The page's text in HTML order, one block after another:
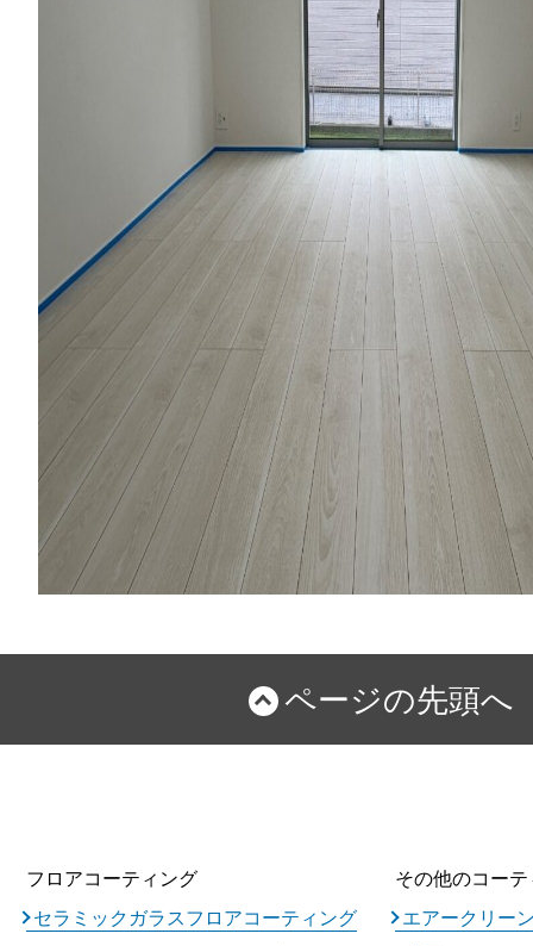
ページの先頭へ
フロアコーティング
セラミックガラスフロアコーティング
その他のコー
エアークリー